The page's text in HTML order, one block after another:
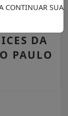
DA
PAULO
CONTINUAR SUA